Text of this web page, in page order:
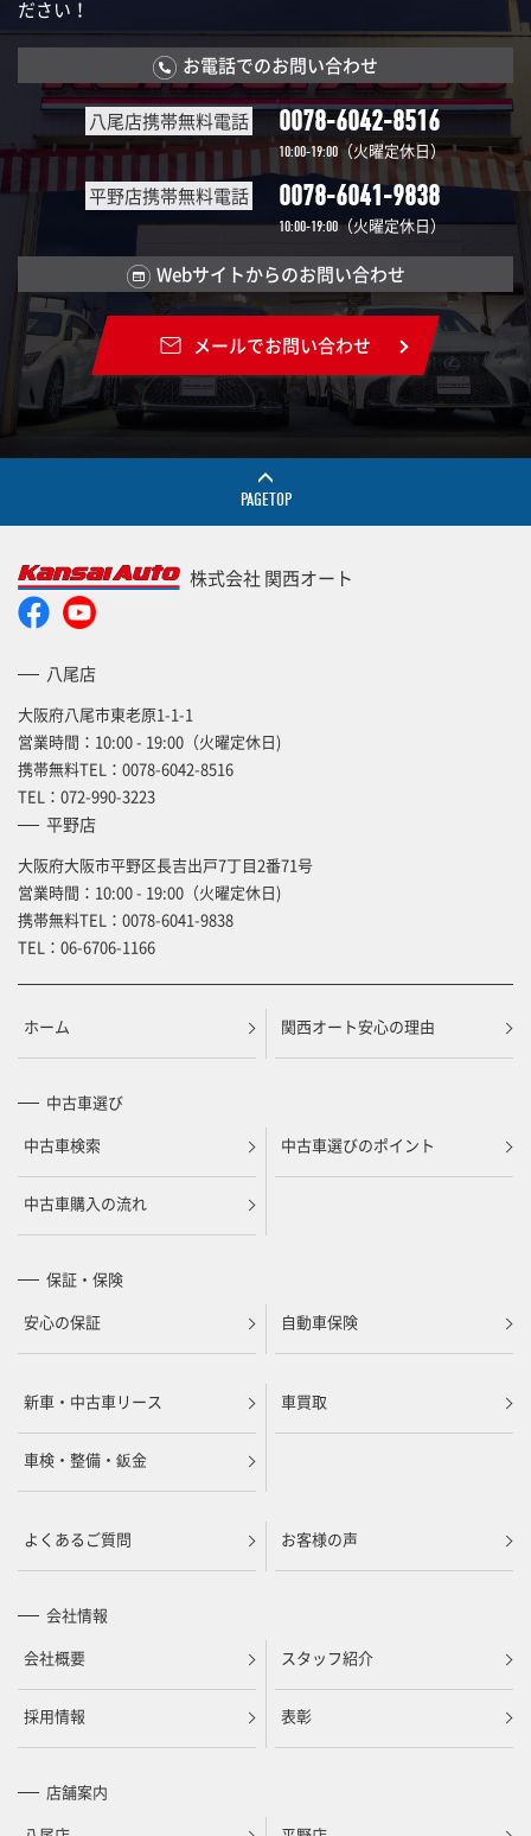
ださい！
お電話でのお問い合わせ
八尾店携帯無料電話 0078-6042-8516
10:00-19:00 （火曜定休日）
平野店携帯無料電話 0078-6041-9838
10:00-19:00（火曜定休日）
Webサイトからのお問い合わせ
メールでお問い合わせ
PAGETOP
株式会社 関西オート
八尾店
大阪府八尾市東老原1-1-1
営業時間：10:00 - 19:00（火曜定休日)
携帯無料TEL： 0078-6042-8516
TEL： 072-990-3223
平野店
大阪府大阪市平野区長吉出戸7丁目2番71号
営業時間：10:00 - 19:00（火曜定休日)
携帯無料TEL： 0078-6041-9838
TEL： 06-6706-1166
ホーム 関西オート安心の理由
中古車選び
中古車検索
中古車選びのポイント
中古車購入の流れ
保証・保険
安心の保証
自動車保険
新車・中古車リース 車買取
車検・整備・鈑金
よくあるご質問 お客様の声
会社情報
会社概要
スタッフ紹介
採用情報 表彰
店舗案内